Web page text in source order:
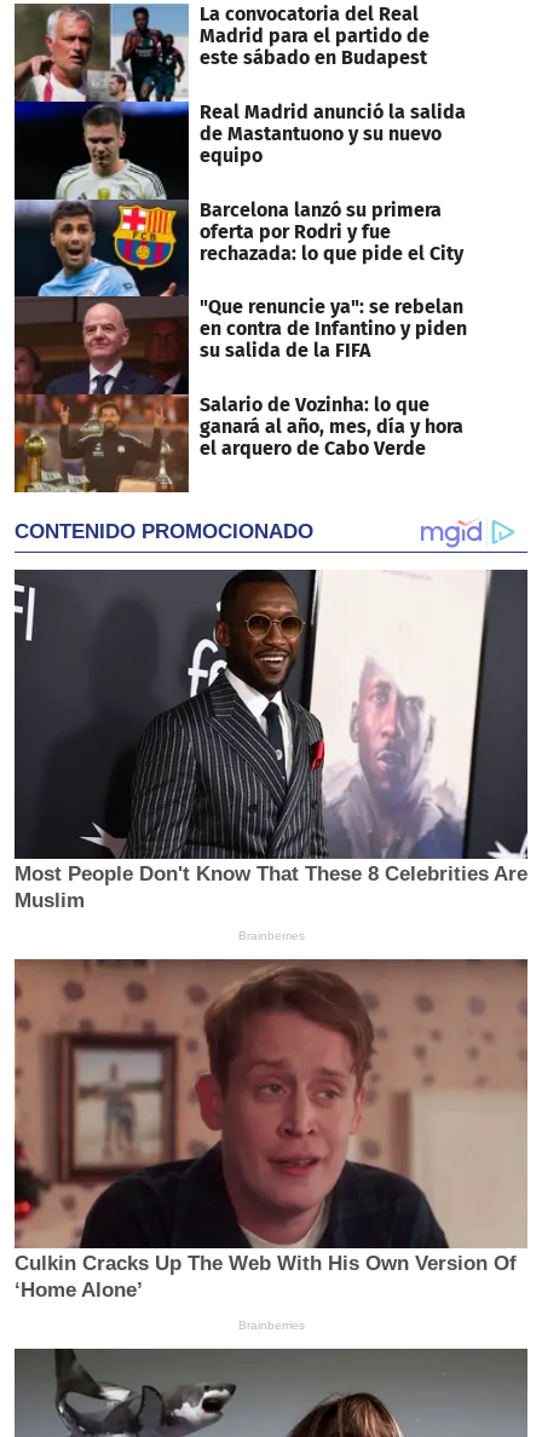
La convocatoria del Real
Madrid para el partido de
este sábado en Budapest
Real Madrid anunció la salida
de Mastantuono y su nuevo
equipo
Barcelona lanzó su primera
oferta por Rodri y fue
rechazada: lo que pide el City
"Que renuncie ya": se rebelan
en contra de Infantino y piden
su salida de la FIFA
Salario de Vozinha: lo que
ganará al año, mes, día y hora
el arquero de Cabo Verde